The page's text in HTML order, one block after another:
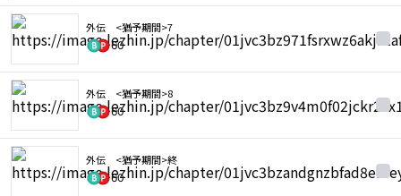
外伝 <猶予期間>7
60
外伝 <猶予期間>8
60
外伝 <猶予期間>終
60